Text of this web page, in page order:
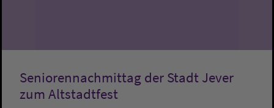
Seniorennachmittag der Stadt Jever
zum Altstadtfest